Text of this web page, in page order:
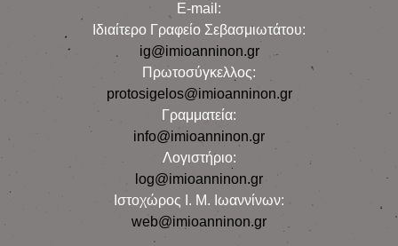
E-mail:
Iδιαίτερο Γραφείο Σεβασμιωτάτου:
ig@imioanninon.gr
Πρωτοσύγκελλος:
protosigelos@imioanninon.gr
Γραμματεία:
info@imioanninon.gr
Λογιστήριο:
log@imioanninon.gr
Ιστοχώρος Ι. Μ. Ιωαννίνων:
web@imioanninon.gr